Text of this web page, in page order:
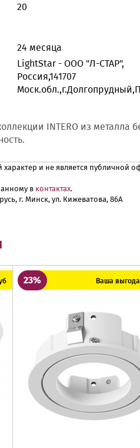
20
24 месяца
LightStar - ООО "Л-СТАР",
Россия,141707
INTERO из металла
и не является публичной
в контактах.
г. Минск, ул. Кижеватова, 86А
23% Ваша